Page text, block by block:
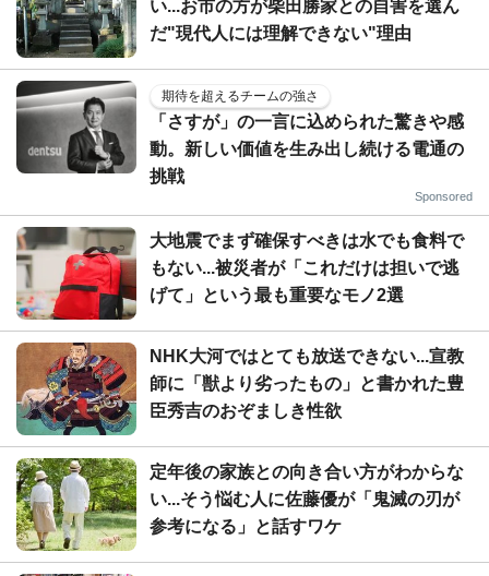
い...お市の方が柴田勝家との自害を選ん
だ"現代人には理解できない"理由
期待を超えるチームの強さ
「さすが」の一言に込められた驚きや感
動。新しい価値を生み出し続ける電通の
挑戦
Sponsored
大地震でまず確保すべきは水でも食料で
もない...被災者が「これだけは担いで逃
げて」という最も重要なモノ2選
NHK大河ではとても放送できない...宣教
師に「獣より劣ったもの」と書かれた豊
臣秀吉のおぞましき性欲
定年後の家族との向き合い方がわからな
い...そう悩む人に佐藤優が「鬼滅の刃が
参考になる」と話すワケ